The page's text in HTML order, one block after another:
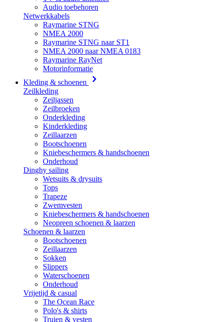
Audio toebehoren
Netwerkkabels
Raymarine STNG
NMEA 2000
Raymarine STNG naar ST1
NMEA 2000 naar NMEA 0183
Raymarine RayNet
Motorinformatie
Kleding & schoenen
Zeilkleding
Zeiljassen
Zeilbroeken
Onderkleding
Kinderkleding
Zeillaarzen
Bootschoenen
Kniebeschermers & handschoenen
Onderhoud
Dinghy sailing
Wetsuits & drysuits
Tops
Trapeze
Zwemvesten
Kniebeschermers & handschoenen
Neopreen schoenen & laarzen
Schoenen & laarzen
Bootschoenen
Zeillaarzen
Sokken
Slippers
Waterschoenen
Onderhoud
Vrijetijd & casual
The Ocean Race
Polo's & shirts
Truien & vesten